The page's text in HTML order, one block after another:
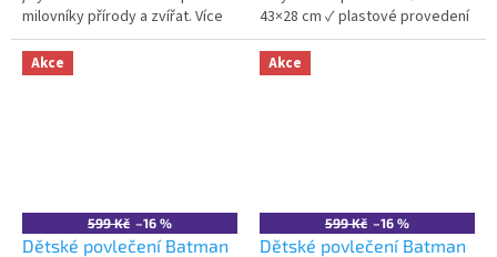
milovníky přírody a zvířat. Více
produktů s motivem 👉 ZVÍŘAT
43×28 cm ✓ plastové provedení
✓ licencovaný motiv Paw Patrol
👉 Více produktů Paw Patrol
Akce
599 Kč –16 %
Dětské povlečení Batman
Akce
599 Kč –16 %
Dětské povlečení Batman